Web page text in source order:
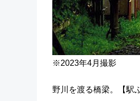
※2023年4月撮影
野川を渡る橋梁。【駅